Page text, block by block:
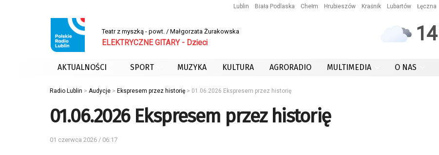
Lublin Biała Podlaska Chełm Hrubieszów Kraśnik Lubartów Łęczna
Teatr z myszką - powt. / Małgorzata Żurakowska
ELEKTRYCZNE GITARY - Dzieci 14
AKTUALNOŚCI SPORT MUZYKA KULTURA AGRORADIO MULTIMEDIA O NAS
Radio Lublin > Audycje > Ekspresem przez historię > 01.06.2026 Ekspresem przez historię
01.06.2026 Ekspresem przez historię
01 czerwca 2026 / 06:17